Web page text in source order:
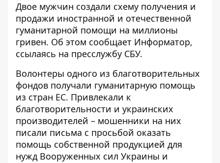
Двое мужчин создали схему получения и
продажи иностранной и отечественной
гуманитарной помощи на миллионы
гривен. Об этом сообщает Информатор,
ссылаясь на пресслужбу СБУ.
Волонтеры одного из благотворительных
фондов получали гуманитарную помощь
из стран ЕС. Привлекали к
благотворительности и украинских
производителей – мошенники на них
писали письма с просьбой оказать
помощь собственной продукцией для
нужд Вооруженных сил Украины и